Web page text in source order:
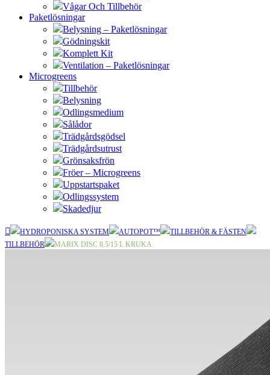
Vågar Och Tillbehör
Paketlösningar
Belysning – Paketlösningar
Gödningskit
Komplett Kit
Ventilation – Paketlösningar
Microgreens
Tillbehör
Belysning
Odlingsmedium
Sålådor
Trädgårdsgödsel
Trädgårdsutrust
Grönsaksfrön
Fröer – Microgreens
Uppstartspaket
Odlingssystem
Skadedjur
HYDROPONISKA SYSTEM AUTOPOT™
TILLBEHÖR & FÄSTEN
TILLBEHÖR
MARIX DISC 8.5/15 L KRUKA